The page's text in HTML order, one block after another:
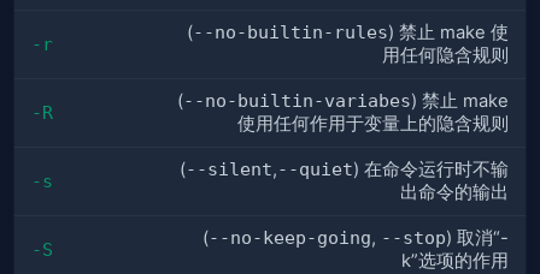
-r
(--no-builtin-rules) 禁止 make 使
用任何隐含规则
-R
(--no-builtin-variabes) 禁止 make
使用任何作用于变量上的隐含规则
-s
(--silent,--quiet) 在命令运行时不输
出命令的输出
-S
(--no-keep-going, --stop) 取消“-
k”选项的作用